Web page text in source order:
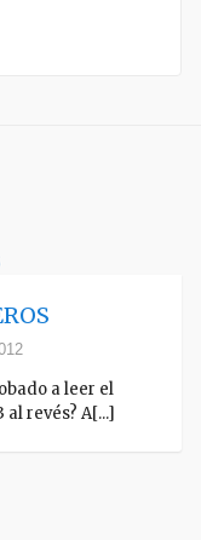
a leer el
al revés? A[...]